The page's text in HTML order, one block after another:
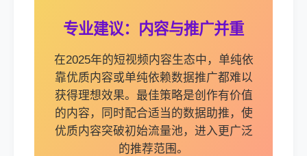
专业建议：内容与推广并重
在2025年的短视频内容生态中，单纯依
靠优质内容或单纯依赖数据推广都难以
获得理想效果。最佳策略是创作有价值
的内容，同时配合适当的数据助推，使
优质内容突破初始流量池，进入更广泛
的推荐范围。